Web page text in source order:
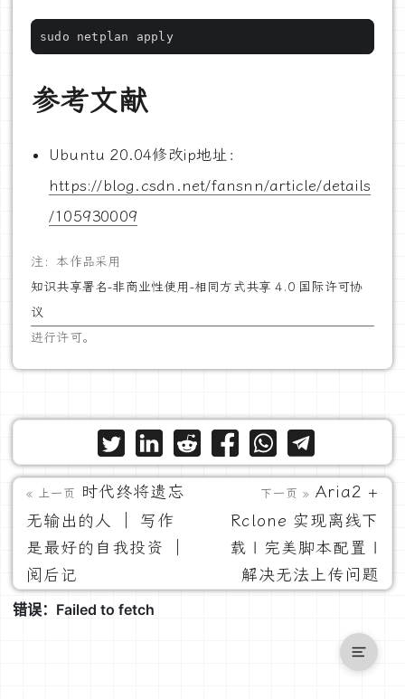
参考文献
Ubuntu 20.04修改ip地址：
https://blog.csdn.net/fansnn/article/details
/105930009
注：本作品采用
知识共享署名-非商业性使用-相同方式共享 4.0 国际许可协
议
进行许可。
« 上一页 时代终将遗忘
无输出的人 ｜ 写作
是最好的自我投资 ｜
阅后记
下一页 » Aria2 +
Rclone 实现离线下
载 | 完美脚本配置 |
解决无法上传问题